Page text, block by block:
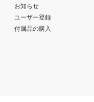
お知らせ
ユーザー登録
付属品の購入